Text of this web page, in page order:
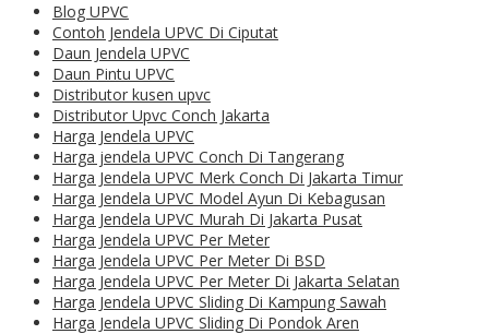
Blog UPVC
Contoh Jendela UPVC Di Ciputat
Daun Jendela UPVC
Daun Pintu UPVC
Distributor kusen upvc
Distributor Upvc Conch Jakarta
Harga Jendela UPVC
Harga jendela UPVC Conch Di Tangerang
Harga Jendela UPVC Merk Conch Di Jakarta Timur
Harga Jendela UPVC Model Ayun Di Kebagusan
Harga Jendela UPVC Murah Di Jakarta Pusat
Harga Jendela UPVC Per Meter
Harga Jendela UPVC Per Meter Di BSD
Harga Jendela UPVC Per Meter Di Jakarta Selatan
Harga Jendela UPVC Sliding Di Kampung Sawah
Harga Jendela UPVC Sliding Di Pondok Aren